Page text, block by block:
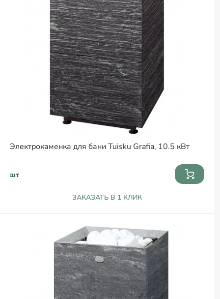
Электрокаменка для бани Tuisku Grafia, 10.5 кВт
шт
ЗАКАЗАТЬ В 1 КЛИК